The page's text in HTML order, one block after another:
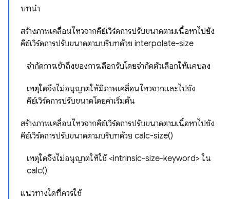
บทนำ
สร้างภาพเคลื่อนไหวจากคีย์เวิร์ดการปรับขนาดตามเนื้อหาไปยัง
คีย์เวิร์ดการปรับขนาดตามบริบทด้วย interpolate-size
จํากัดการเข้าถึงของการเลือกรับโดยจํากัดตัวเลือกให้แคบลง
เหตุใดจึงไม่อนุญาตให้มีภาพเคลื่อนไหวจากและไปยัง
คีย์เวิร์ดการปรับขนาดโดยค่าเริ่มต้น
สร้างภาพเคลื่อนไหวจากคีย์เวิร์ดการปรับขนาดตามเนื้อหาไปยัง
คีย์เวิร์ดการปรับขนาดตามบริบทด้วย calc-size()
เหตุใดจึงไม่อนุญาตให้ใช้ <intrinsic-size-keyword> ใน
calc()
แนวทางใดที่ควรใช้